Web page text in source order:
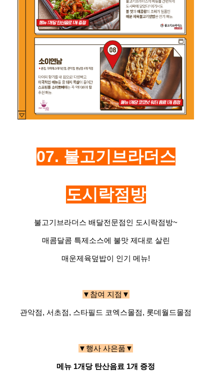
07. 불고기브라더스
도시락점방
불고기브라더스 배달전문점인 도시락점방~
매콤달콤 특제소스에 불맛 제대로 살린
매운제육덮밥이 인기 메뉴!
▼참여 지점▼
관악점, 서초점, 스타필드 코엑스몰점, 롯데월드몰점
▼행사 사은품▼
메뉴 1개당 탄산음료 1개 증정